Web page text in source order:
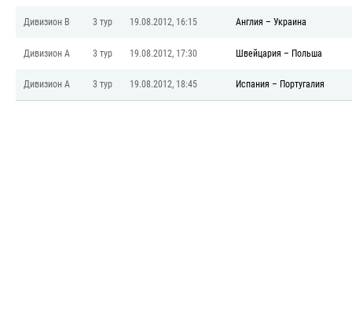
Дивизион B 3 тур 19.08.2012, 16:15 Англия – Украина
Дивизион A 3 тур 19.08.2012, 17:30 Швейцария – Польша
Дивизион A 3 тур 19.08.2012, 18:45 Испания – Португалия